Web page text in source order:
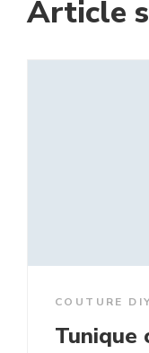
Article
COUTURE
Tunique